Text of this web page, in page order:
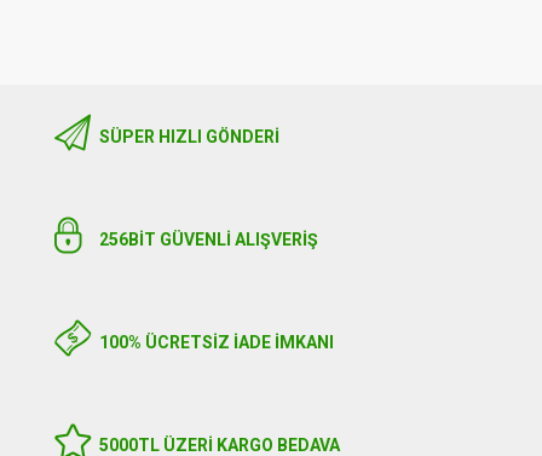
SÜPER HIZLI GÖNDERI
256BIT GÜVENLİ ALIŞVERİŞ
100% ÜCRETSİZ İADE İMKANI
5000TL ÜZERI KARGO BEDAVA